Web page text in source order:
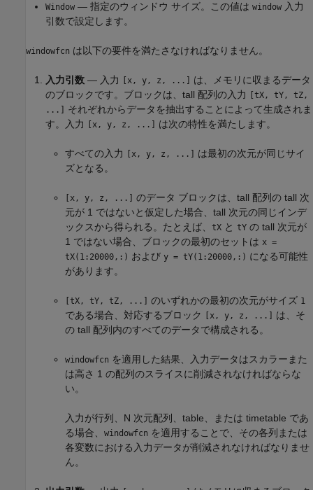
Window — 指定のウィンドウ サイズ。この値は window 入力
引数で設定します。
windowfcn は以下の要件を満たさなければなりません。
入力引数 — 入力 [x, y, z, ...]
は、メモリに収まるデータ
のブロックです。ブロックは、tall 配列の入力
[tX, tY, tZ,
...]
それぞれからデータを抽出することによって生成されま
す。入力
[x, y, z, ...] は次の特性を満たします。
すべての入力 [x, y, z, ...]
は最初の次元が同じサイ
ズとなる。
[x, y, z, ...]
のデータ ブロックは、tall 配列の tall 次
元が 1 ではないと仮定した場合、tall 次元の同じインデ
ックスから得られる。たとえば、 tX と tY の tall 次元が
1 ではない場合、ブロックの最初のセットは x =
tX(1:20000,:) および y = tY(1:20000,:) になる可能性
があります。
[tX, tY, tZ, ...] のいずれかの最初の次元がサイズ 1
である場合、対応するブロック [x, y, z, ...]
は、そ
の tall 配列内のすべてのデータで構成される。
windowfcn を適用した結果、入力データはスカラーまた
は高さ 1 の配列のスライスに削減されなければならな
い。
入力が行列、N 次元配列、table、または timetable であ
る場合、 windowfcn を適用することで、その各列または
各変数における入力データが削減されなければなりませ
ん。